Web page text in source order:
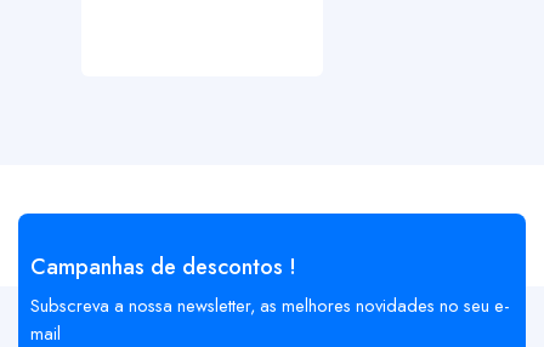
Campanhas de descontos !
Subscreva a nossa newsletter, as melhores novidades no seu e-
mail